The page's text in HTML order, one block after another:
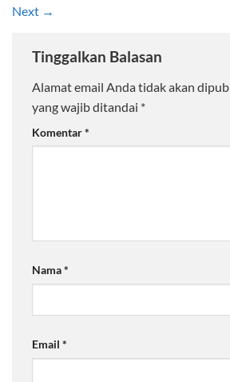
Next →
Tinggalkan Balasan
Alamat email Anda tidak akan
yang wajib ditandai *
Komentar*
Nama*
Email *